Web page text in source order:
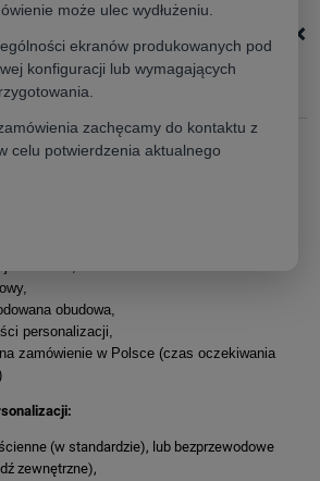
+
XL
obudowa,
personalizacji,
zamówienie w Polsce (czas oczekiwania
(w standardzie), lub bezprzewodowe
zewnętrzne),
może ulec wydłużeniu.
ekranów produkowanych pod
konfiguracji lub wymagających
zachęcamy do kontaktu z
celu potwierdzenia aktualnego